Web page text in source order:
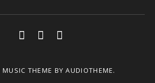
Profiles
YoutubeFacebook
Soundcloud
THEME BY AUDIOTHEME.